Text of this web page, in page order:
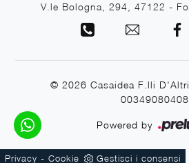
V.le Bologna, 294, 47122 -
© 2026 Casaidea F.lli
00349080408
Powered by
Privacy - Cookie Gestisci i consensi